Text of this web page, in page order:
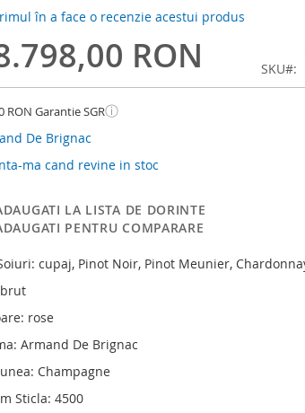
în a face o recenzie acestui produs
RON
SKU
RON Garantie SGRⓘ
De Brignac
ma cand revine in stoc
LA LISTA DE DORINTE
PENTRU COMPARARE
cupaj, Pinot Noir, Pinot Meunier,
rose
Armand De Brignac
Champagne
Sticla: 4500